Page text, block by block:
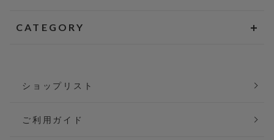
CATEGORY
ショップリスト
ご利用ガイド